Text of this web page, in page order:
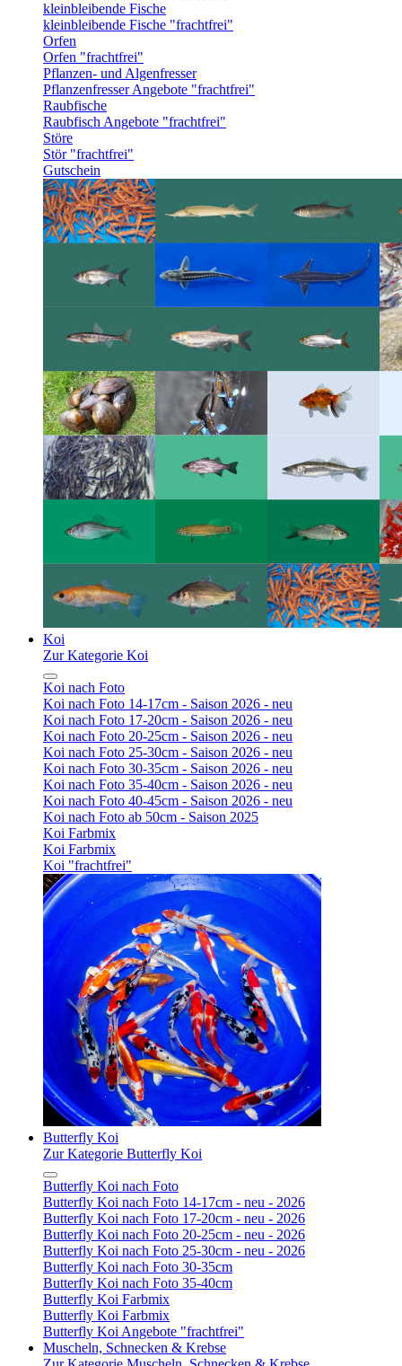
kleinbleibende Fische
kleinbleibende Fische "frachtfrei"
Orfen
Orfen "frachtfrei"
Pflanzen- und Algenfresser
Pflanzenfresser Angebote "frachtfrei"
Raubfische
Raubfisch Angebote "frachtfrei"
Störe
Stör "frachtfrei"
Gutschein
Koi
Zur Kategorie Koi
Koi nach Foto
Koi nach Foto 14-17cm - Saison 2026 - neu
Koi nach Foto 17-20cm - Saison 2026 - neu
Koi nach Foto 20-25cm - Saison 2026 - neu
Koi nach Foto 25-30cm - Saison 2026 - neu
Koi nach Foto 30-35cm - Saison 2026 - neu
Koi nach Foto 35-40cm - Saison 2026 - neu
Koi nach Foto 40-45cm - Saison 2026 - neu
Koi nach Foto ab 50cm - Saison 2025
Koi Farbmix
Koi Farbmix
Koi "frachtfrei"
Butterfly Koi
Zur Kategorie Butterfly Koi
Butterfly Koi nach Foto
Butterfly Koi nach Foto 14-17cm - neu - 2026
Butterfly Koi nach Foto 17-20cm - neu - 2026
Butterfly Koi nach Foto 20-25cm - neu - 2026
Butterfly Koi nach Foto 25-30cm - neu - 2026
Butterfly Koi nach Foto 30-35cm
Butterfly Koi nach Foto 35-40cm
Butterfly Koi Farbmix
Butterfly Koi Farbmix
Butterfly Koi Angebote "frachtfrei"
Muscheln, Schnecken & Krebse